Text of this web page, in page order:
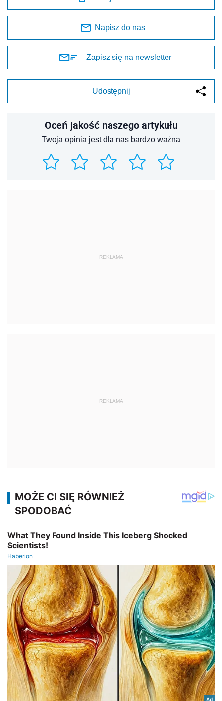
Napisz do nas
Zapisz się na newsletter
Udostępnij
Oceń jakość naszego artykułu
Twoja opinia jest dla nas bardzo ważna
REKLAMA
REKLAMA